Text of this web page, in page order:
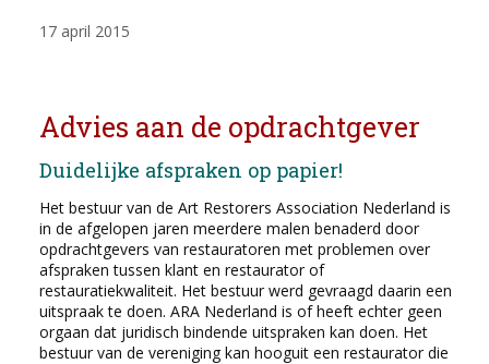
17 april 2015
Advies aan de opdrachtgever
Duidelijke afspraken op papier!
Het bestuur van de Art Restorers Association Nederland is
in de afgelopen jaren meerdere malen benaderd door
opdrachtgevers van restauratoren met problemen over
afspraken tussen klant en restaurator of
restauratiekwaliteit. Het bestuur werd gevraagd daarin een
uitspraak te doen. ARA Nederland is of heeft echter geen
orgaan dat juridisch bindende uitspraken kan doen. Het
bestuur van de vereniging kan hooguit een restaurator die